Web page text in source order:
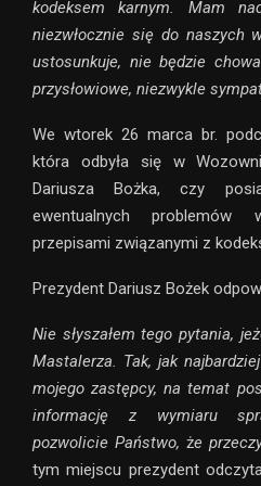
kodeksem karnym. Mam
niezwłocznie się do naszych
ustosunkuje, nie będzie
przysłowiowe, niezwykle
We wtorek 26 marca br.
która odbyła się w
Dariusza Bożka, czy
ewentualnych problemów
przepisami związanymi z
Prezydent Dariusz Bożek
Nie słyszałem tego pytania,
Mastalerza. Tak, jak
mojego zastępcy, na temat
informację z wymiaru
pozwolicie Państwo, że
tym miejscu prezydent